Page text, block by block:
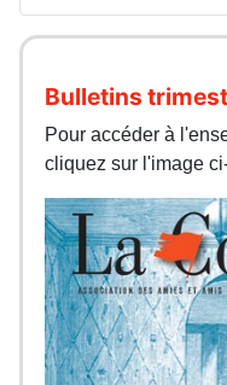
Bulletins
Pour accéder à
cliquez sur l'image